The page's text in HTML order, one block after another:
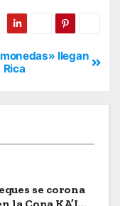
llegan
se corona